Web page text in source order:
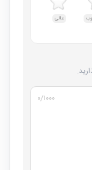
عالی
۰/۱۰۰۰